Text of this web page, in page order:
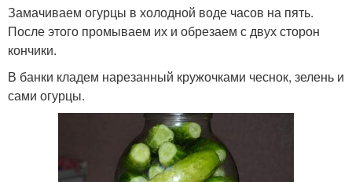
Замачиваем огурцы в холодной воде часов на пять.
После этого промываем их и обрезаем с двух сторон
кончики.
В банки кладем нарезанный кружочками чеснок, зелень и
сами огурцы.